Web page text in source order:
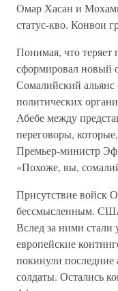
Омар Хасан и
статус-кво. Конвои
Понимая, что
сформировал
Сомалийский
политических
Абебе между
переговоры,
Премьер-министр
«Похоже, вы,
Присутствие войск
бессмысленным.
Вслед за ними стали
европейские
покинули последние
солдаты. Остались